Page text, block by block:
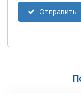
Отправить